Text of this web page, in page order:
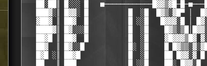
██░██║ █░░░ █
███▓░║ █▓▓░ █          █  ░█  █▓▒░▓█▀ │
▓██▓ ║ ██▓  █          █ ░░█   █▓▓▓░█ │
████▓║ █▓░░░█          █  ░█
██▓█ ║ ██▓  █          █  ░█    ▓█▓▓▓▒█▓
██▓  ║ █▓░░█           █░ ░█    █
█▓█ ░║ ██▓█            █  ░█    ██ █▓▓░▓ █
██   ║ ███             █ ░░█    ██░ █▓▓░█